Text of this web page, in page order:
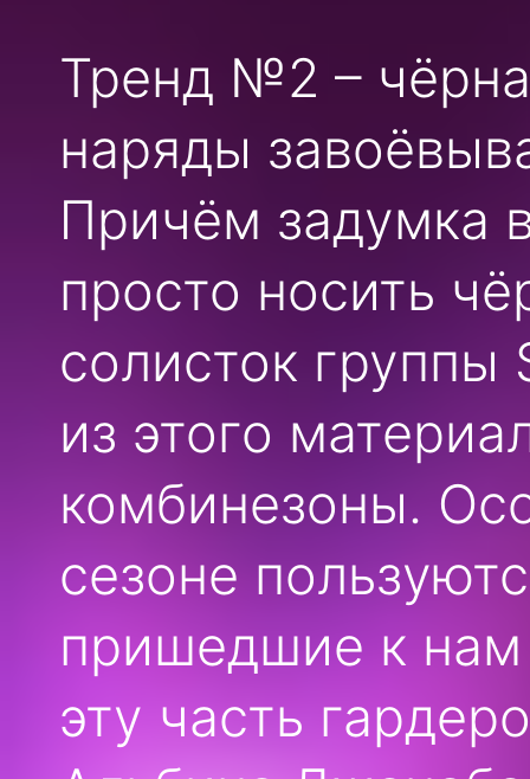
Тренд №2 –
наряды
Причём задумка
просто носить
солисток группы
из этого
комбинезоны.
сезоне
пришедшие к
эту часть